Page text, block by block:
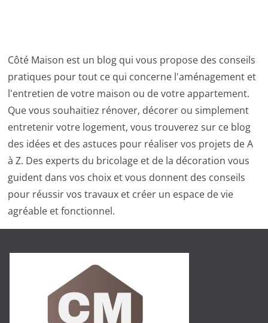
Côté Maison est un blog qui vous propose des conseils
pratiques pour tout ce qui concerne l'aménagement et
l'entretien de votre maison ou de votre appartement.
Que vous souhaitiez rénover, décorer ou simplement
entretenir votre logement, vous trouverez sur ce blog
des idées et des astuces pour réaliser vos projets de A
à Z. Des experts du bricolage et de la décoration vous
guident dans vos choix et vous donnent des conseils
pour réussir vos travaux et créer un espace de vie
agréable et fonctionnel.